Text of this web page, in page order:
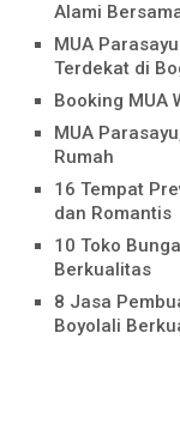
Alami
MUA
Terdekat di
Booking MUA
MUA
Rumah
16 Tempat
dan Romantis
10 Toko
Berkualitas
8 Jasa
Boyolali